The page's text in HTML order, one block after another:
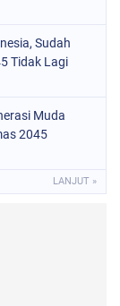
Sudah
Tidak Lagi
Muda
2045
LANJUT »